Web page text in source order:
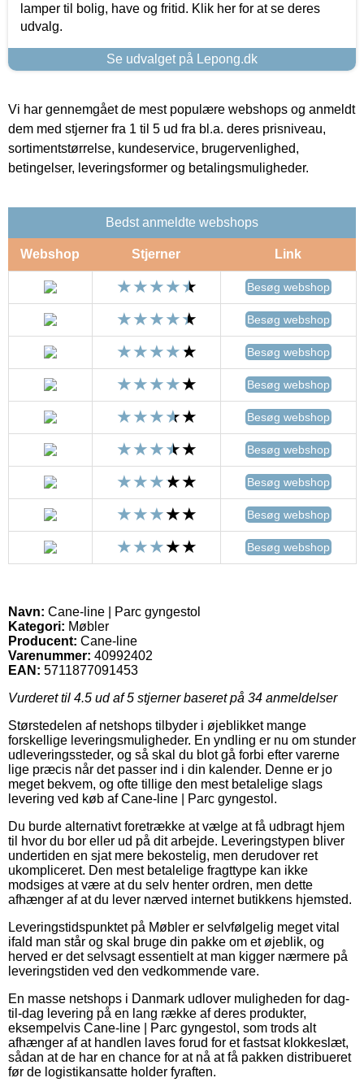
lamper til bolig, have og fritid. Klik her for at se deres
udvalg.
Se udvalget på Lepong.dk
Vi har gennemgået de mest populære webshops og anmeldt
dem med stjerner fra 1 til 5 ud fra bl.a. deres prisniveau,
sortimentstørrelse, kundeservice, brugervenlighed,
betingelser, leveringsformer og betalingsmuligheder.
Bedst anmeldte webshops
Webshop Stjerner Link
Besøg webshop
Besøg webshop
Besøg webshop
Besøg webshop
Besøg webshop
Besøg webshop
Besøg webshop
Besøg webshop
Besøg webshop
Navn: Cane-line | Parc gyngestol
Kategori: Møbler
Producent: Cane-line
Varenummer: 40992402
EAN: 5711877091453
Vurderet til 4.5 ud af 5 stjerner baseret på 34 anmeldelser
Størstedelen af netshops tilbyder i øjeblikket mange
forskellige leveringsmuligheder. En yndling er nu om stunder
udleveringssteder, og så skal du blot gå forbi efter varerne
lige præcis når det passer ind i din kalender. Denne er jo
meget bekvem, og ofte tillige den mest betalelige slags
levering ved køb af Cane-line | Parc gyngestol.
Du burde alternativt foretrække at vælge at få udbragt hjem
til hvor du bor eller ud på dit arbejde. Leveringstypen bliver
undertiden en sjat mere bekostelig, men derudover ret
ukompliceret. Den mest betalelige fragttype kan ikke
modsiges at være at du selv henter ordren, men dette
afhænger af at du lever nærved internet butikkens hjemsted.
Leveringstidspunktet på Møbler er selvfølgelig meget vital
ifald man står og skal bruge din pakke om et øjeblik, og
herved er det selvsagt essentielt at man kigger nærmere på
leveringstiden ved den vedkommende vare.
En masse netshops i Danmark udlover muligheden for dag-
til-dag levering på en lang række af deres produkter,
eksempelvis Cane-line | Parc gyngestol, som trods alt
afhænger af at handlen laves forud for et fastsat klokkeslæt,
sådan at de har en chance for at nå at få pakken distribueret
før de logistikansatte holder fyraften.